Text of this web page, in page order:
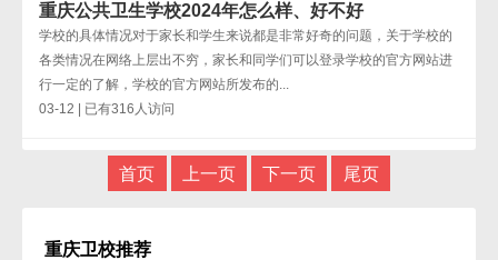
重庆公共卫生学校2024年怎么样、好不好
学校的具体情况对于家长和学生来说都是非常好奇的问题，关于学校的
各类情况在网络上层出不穷，家长和同学们可以登录学校的官方网站进
行一定的了解，学校的官方网站所发布的...
03-12 | 已有316人访问
首页 上一页 下一页 尾页
重庆卫校推荐